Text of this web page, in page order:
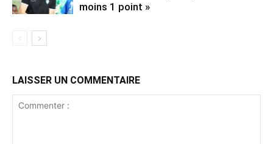
moins 1 point »
LAISSER UN COMMENTAIRE